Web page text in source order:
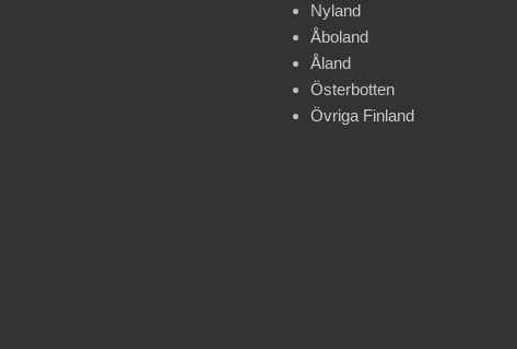
Nyland
Åboland
Åland
Österbotten
Övriga Finland